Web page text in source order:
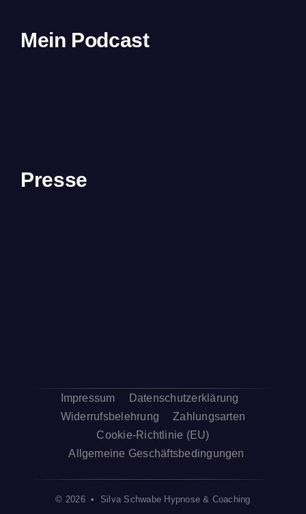
Mein Podcast
Presse
Impressum
Datenschutzerklärung
Widerrufsbelehrung
Zahlungsarten
Cookie-Richtlinie (EU)
Allgemeine Geschäftsbedingungen
© 2026 • Silva Schwabe Hypnose & Coaching